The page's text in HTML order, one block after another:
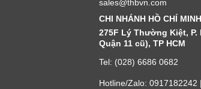
sales@thbvn.com
CHI NHÁNH HỒ CHÍ MINH
275F Lý Thường Kiệt, P.
Quận 11 cũ), TP HCM
Tel: (028) 6686 0682
Hotline/Zalo: 0917182242